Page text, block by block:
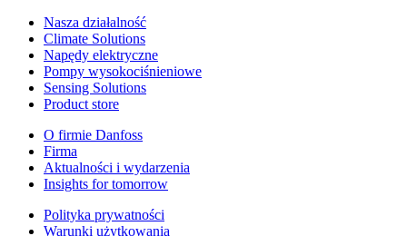
Nasza działalność
Climate Solutions
Napędy elektryczne
Pompy wysokociśnieniowe
Sensing Solutions
Product store
O firmie Danfoss
Firma
Aktualności i wydarzenia
Insights for tomorrow
Polityka prywatności
Warunki użytkowania